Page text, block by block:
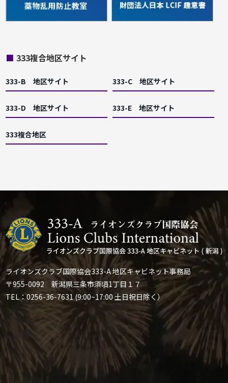
■ 333複合地区サイト
333-B 地区サイト 333-C 地区サイト
333-D 地区サイト 333-E 地区サイト
333複合地区
ライオンズクラブ国際協会333-A 地区キャビネット事務局
〒955-0092 新潟県三条市須頃1丁目１７
TEL：0256-36-7631 (9:00~17:00 土日祝日除く）